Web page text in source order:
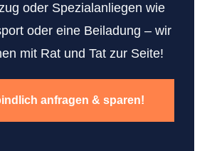
oder Spezialanliegen wie
oder eine Beiladung – wir
mit Rat und Tat zur Seite!
anfragen & sparen!